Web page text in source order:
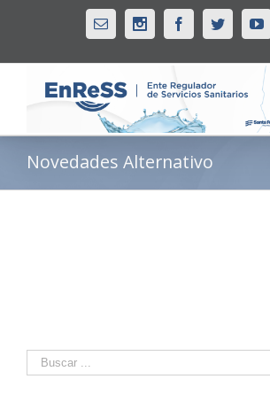
Email InstagramFacebookTwitter
Novedades Alternativo